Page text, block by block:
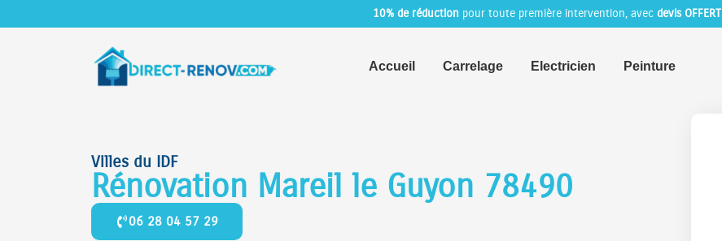
10% de réduction pour toute première intervention, avec devis OFFERT
Accueil Carrelage Electricien Peinture
Villes du IDF
Rénovation Mareil le Guyon 78490
06 28 04 57 29